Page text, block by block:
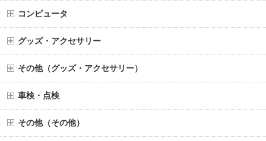
コンピュータ
グッズ・アクセサリー
その他（グッズ・アクセサリー）
車検・点検
その他（その他）